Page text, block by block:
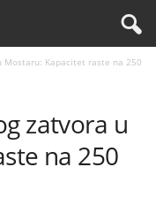
Mostaru: Kapacitet raste na 250
zatvora u
na 250